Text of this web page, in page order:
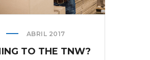
ABRIL 2017
TO THE TNW?